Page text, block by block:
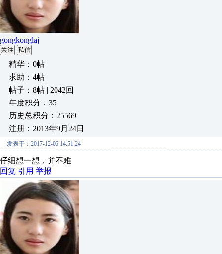
gongkonglaj
关注 私信
精华：0帖
求助：4帖
帖子：8帖 | 2042回
年度积分：35
历史总积分：25569
注册：2013年9月24日
发表于：2017-12-06 14:51:24
仔细想一想，并不难
回复 引用 举报